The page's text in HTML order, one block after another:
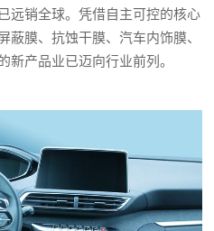
远销全球。凭借自主可控的核心
蔽膜、抗蚀干膜、汽车内饰膜、
新产品业已迈向行业前列。